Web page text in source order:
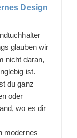
Design
glauben wir
nicht daran,
ist.
du ganz
oder
wo es dir